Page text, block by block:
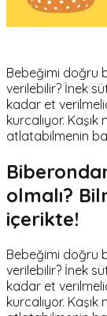
Bebeğimi doğru
verilebilir? İnek
kadar et
kurcalıyor.
atlatabilmenin
olmalı?
içerikte!
Bebeğimi doğru
verilebilir? İnek
kadar et
kurcalıyor.